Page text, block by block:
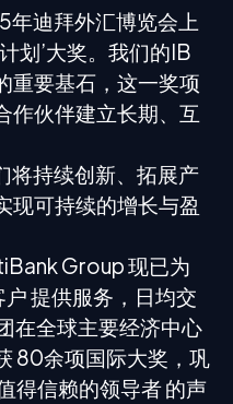
年迪拜外汇博览会上
划’大奖。我们的IB
重要基石，这一奖项
作伙伴建立长期、互
将持续创新、拓展产
现可持续的增长与盈
Group 现已为
提供服务，日均交
在全球主要经济中心
80余项国际大奖，巩
得信赖的领导者 的声